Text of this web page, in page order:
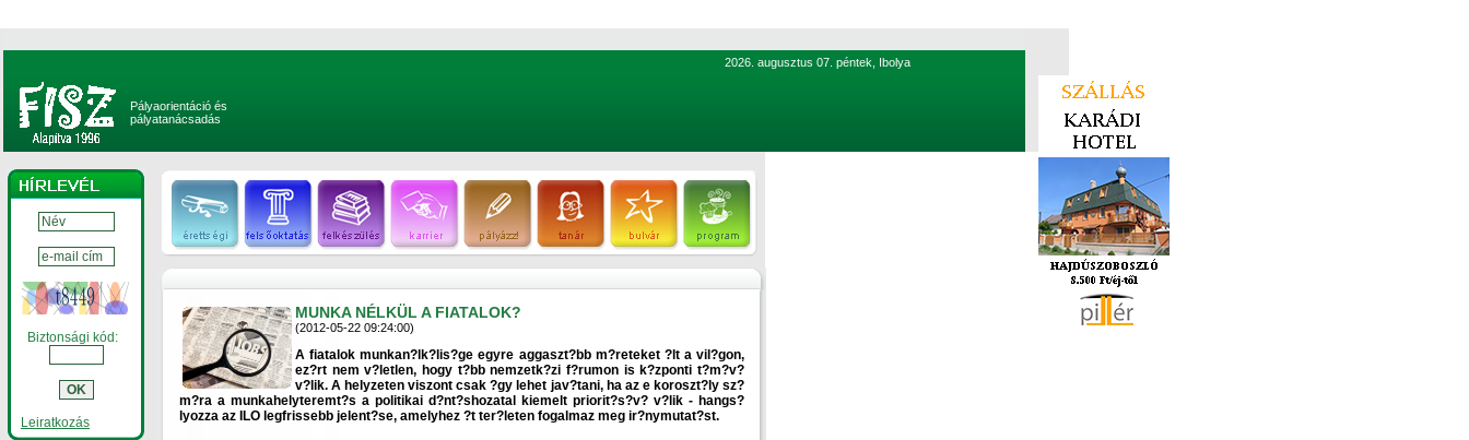
2026. augusztus 07. péntek, Ibolya
Pályaorientáció és
pályatanácsadás
Biztonsági kód:
Leiratkozás
MUNKA NÉLKÜL A FIATALOK?
(2012-05-22 09:24:00)
A fiatalok munkan?lk?lis?ge egyre aggaszt?bb m?reteket ?lt a vil?gon,
ez?rt nem v?letlen, hogy t?bb nemzetk?zi f?rumon is k?zponti t?m?v?
v?lik. A helyzeten viszont csak ?gy lehet jav?tani, ha az e koroszt?ly sz?
m?ra a munkahelyteremt?s a politikai d?nt?shozatal kiemelt priorit?s?v? v?lik - hangs?
lyozza az ILO legfrissebb jelent?se, amelyhez ?t ter?leten fogalmaz meg ir?nymutat?st.